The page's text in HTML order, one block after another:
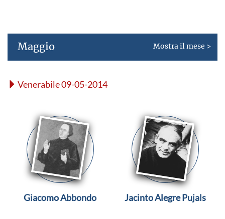
Maggio Mostra il mese >
Venerabile 09-05-2014
Giacomo Abbondo Jacinto Alegre Pujals